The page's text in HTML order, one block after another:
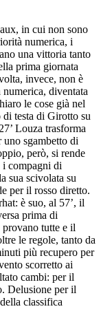
in cui non sono
numerica, i
una vittoria tanto
prima giornata
invece, non è
diventata
le cose già nel
di testa di Girotto su
Louza trasforma
uno sgambetto di
però, si rende
i compagni di
sua scivolata su
per il rosso diretto.
è suo, al 57’, il
prima di
tutte e il
le regole, tanto da
più recupero per
scorretto ai
cambi: per il
Delusione per il
classifica